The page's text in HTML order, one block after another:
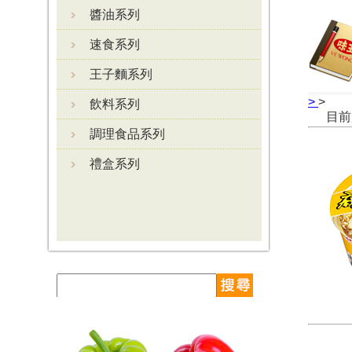
醬油系列
速食系列
王子麵系列
飲料系列
調理食品系列
禮盒系列
> >
目